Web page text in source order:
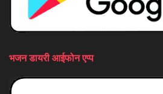
भजन डायरी आईफोन एप्प